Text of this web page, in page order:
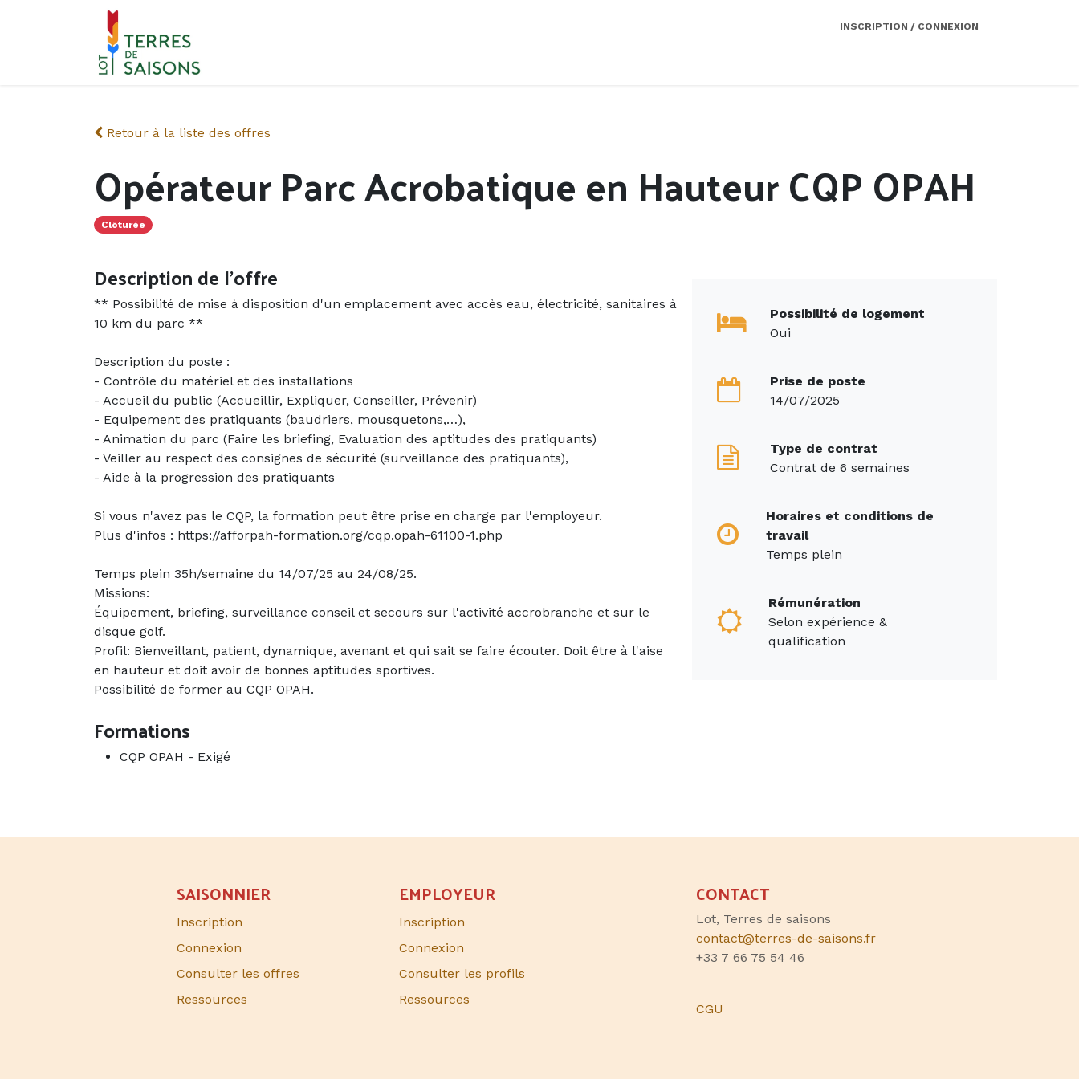
Se rendre au contenu
INSCRIPTION / CONNEXION
Retour à la liste des offres
Opérateur Parc Acrobatique en Hauteur CQP OPAH
Clôturée
Description de l'offre
** Possibilité de mise à disposition d'un emplacement avec accès eau, électricité, sanitaires à
10 km du parc **
Description du poste :
- Contrôle du matériel et des installations
- Accueil du public (Accueillir, Expliquer, Conseiller, Prévenir)
- Equipement des pratiquants (baudriers, mousquetons,…),
- Animation du parc (Faire les briefing, Evaluation des aptitudes des pratiquants)
- Veiller au respect des consignes de sécurité (surveillance des pratiquants),
- Aide à la progression des pratiquants
Si vous n'avez pas le CQP, la formation peut être prise en charge par l'employeur.
Plus d'infos : https://afforpah-formation.org/cqp.opah-61100-1.php
Temps plein 35h/semaine du 14/07/25 au 24/08/25.
Missions:
Équipement, briefing, surveillance conseil et secours sur l'activité accrobranche et sur le
disque golf.
Profil: Bienveillant, patient, dynamique, avenant et qui sait se faire écouter. Doit être à l'aise
en hauteur et doit avoir de bonnes aptitudes sportives.
Possibilité de former au CQP OPAH.
Formations
CQP OPAH - Exigé
Possibilité de logement
Oui
Prise de poste
14/07/2025
Type de contrat
Contrat de 6 semaines
Horaires et conditions de
travail
Temps plein
Rémunération
Selon expérience &
qualification
CONTACT
Lot, Terres de saisons
contact@terres-de-saisons.fr
+33 7 66 75 54 46
CGU
EMPLOYEUR
Inscription
Connexion
Consulter les profils
Ressources
SAISONNIER​
Inscription
Connexion
Consulter les offres
Ressources